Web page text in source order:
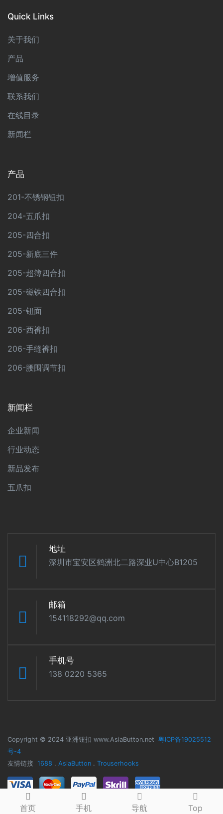
首页 手机 导航 Top
Quick Links
关于我们
产品
增值服务
联系我们
在线目录
新闻栏
产品
201-不锈钢钮扣
204-五爪扣
205-四合扣
205-新底三件
205-超簿四合扣
205-磁铁四合扣
205-钮面
206-西裤扣
206-手缝裤扣
206-腰围调节扣
新闻栏
企业新闻
行业动态
新品发布
五爪扣
地址
深圳市宝安区鹤洲北二路深业U中心B1205
邮箱
154118292@qq.com
手机号
138 0220 5365
Copyright © 2024 亚洲钮扣 www.AsiaButton.net 粤ICP备19025512
号-4
友情链接 1688 . AsiaButton . Trouserhooks